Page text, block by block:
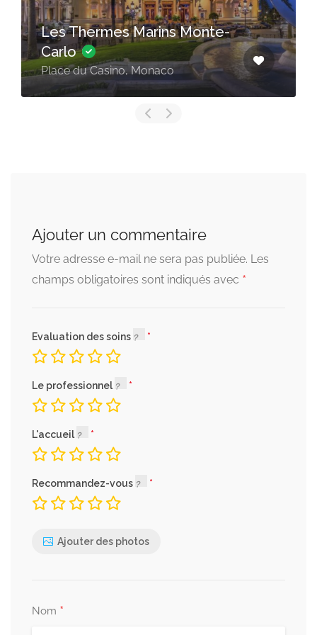
Les Thermes Marins Monte-
Carlo
Place du Casino, Monaco
Ajouter un commentaire
Votre adresse e-mail ne sera pas publiée. Les
champs obligatoires sont indiqués avec *
Evaluation des soins
Le professionnel
L'accueil
Recommandez-vous
Ajouter des photos
Nom *